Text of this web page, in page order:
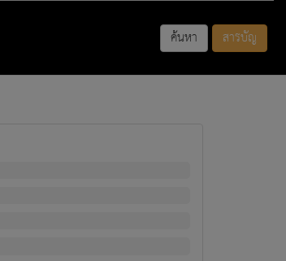
ค้นหา สารบัญ